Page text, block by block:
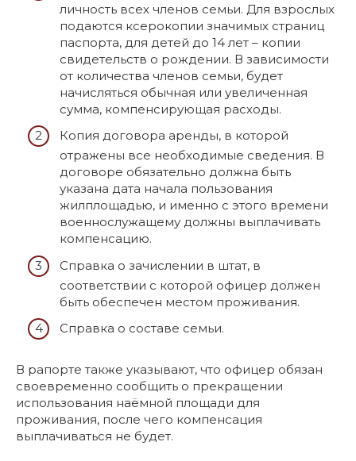
личность всех членов семьи. Для взрослых
подаются ксерокопии значимых страниц
паспорта, для детей до 14 лет – копии
свидетельств о рождении. В зависимости
от количества членов семьи, будет
начисляться обычная или увеличенная
сумма, компенсирующая расходы.
Копия договора аренды, в которой
отражены все необходимые сведения. В
договоре обязательно должна быть
указана дата начала пользования
жилплощадью, и именно с этого времени
военнослужащему должны выплачивать
компенсацию.
Справка о зачислении в штат, в
соответствии с которой офицер должен
быть обеспечен местом проживания.
Справка о составе семьи.
В рапорте также указывают, что офицер обязан
своевременно сообщить о прекращении
использования наёмной площади для
проживания, после чего компенсация
выплачиваться не будет.